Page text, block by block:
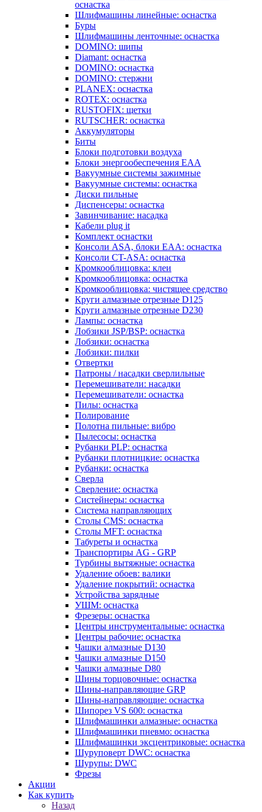
оснастка
Шлифмашины линейные: оснастка
Буры
Шлифмашины ленточные: оснастка
DOMINO: шипы
Diamant: оснастка
DOMINO: оснастка
DOMINO: стержни
PLANEX: оснастка
ROTEX: оснастка
RUSTOFIX: щетки
RUTSCHER: оснастка
Аккумуляторы
Биты
Блоки подготовки воздуха
Блоки энергообеспечения EAA
Вакуумные системы зажимные
Вакуумные системы: оснастка
Диски пильные
Диспенсеры: оснастка
Завинчивание: насадка
Кабели plug it
Комплект оснастки
Консоли ASA, блоки EAA: оснастка
Консоли CT-ASA: оснастка
Кромкооблицовка: клеи
Кромкооблицовка: оснастка
Кромкооблицовка: чистящее средство
Круги алмазные отрезные D125
Круги алмазные отрезные D230
Лампы: оснастка
Лобзики JSP/BSP: оснастка
Лобзики: оснастка
Лобзики: пилки
Отвертки
Патроны / насадки сверлильные
Перемешиватели: насадки
Перемешиватели: оснастка
Пилы: оснастка
Полирование
Полотна пильные: вибро
Пылесосы: оснастка
Рубанки PLP: оснастка
Рубанки плотницкие: оснастка
Рубанки: оснастка
Сверла
Сверление: оснастка
Систейнеры: оснастка
Система направляющих
Столы CMS: оснастка
Столы MFT: оснастка
Табуреты и оснастка
Транспортиры AG - GRP
Турбины вытяжные: оснастка
Удаление обоев: валики
Удаление покрытий: оснастка
Устройства зарядные
УШМ: оснастка
Фрезеры: оснастка
Центры инструментальные: оснастка
Центры рабочие: оснастка
Чашки алмазные D130
Чашки алмазные D150
Чашки алмазные D80
Шины торцовочные: оснастка
Шины-направляющие GRP
Шины-направляющие: оснастка
Шипорез VS 600: оснастка
Шлифмашинки алмазные: оснастка
Шлифмашинки пневмо: оснастка
Шлифмашинки эксцентриковые: оснастка
Шуруповерт DWC: оснастка
Шурупы: DWC
Фрезы
Акции
Как купить
Назад